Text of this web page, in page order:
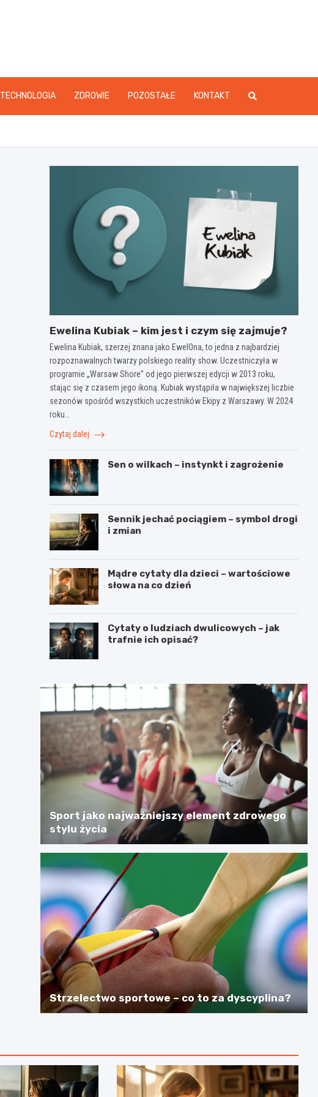
TECHNOLOGIA ZDROWIE POZOSTAŁE KONTAKT
Ewelina Kubiak – kim jest i czym się zajmuje?
Ewelina Kubiak, szerzej znana jako EwelOna, to jedna z najbardziej
rozpoznawalnych twarzy polskiego reality show. Uczestniczyła w
programie „Warsaw Shore” od jego pierwszej edycji w 2013 roku,
stając się z czasem jego ikoną. Kubiak wystąpiła w największej liczbie
sezonów spośród wszystkich uczestników Ekipy z Warszawy. W 2024
roku…
Czytaj dalej
Sen o wilkach – instynkt i zagrożenie
Sennik jechać pociągiem – symbol drogi
i zmian
Mądre cytaty dla dzieci – wartościowe
słowa na co dzień
Cytaty o ludziach dwulicowych – jak
trafnie ich opisać?
Sport jako najważniejszy element zdrowego
stylu życia
Strzelectwo sportowe – co to za dyscyplina?